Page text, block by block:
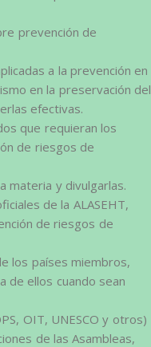
prevención de
a la prevención en
en la preservación del
efectivas.
que requieran los
de riesgos de
materia y divulgarlas.
de la ALASEHT,
de riesgos de
los países miembros,
de ellos cuando sean
OIT, UNESCO y otros)
de las Asambleas,